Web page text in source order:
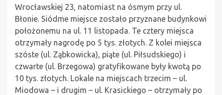
Wrocławskiej 23, natomiast na ósmym przy ul.
Błonie. Siódme miejsce zostało przyznane budynkowi
położonemu na ul. 11 listopada. Te cztery miejsca
otrzymały nagrodę po 5 tys. złotych. Z kolei miejsca
szóste (ul. Ząbkowicka), piąte (ul. Piłsudskiego) i
czwarte (ul. Brzegowa) gratyfikowane były kwotą po
10 tys. złotych. Lokale na miejscach trzecim – ul.
Miodowa – i drugim – ul. Krasickiego – otrzymały po